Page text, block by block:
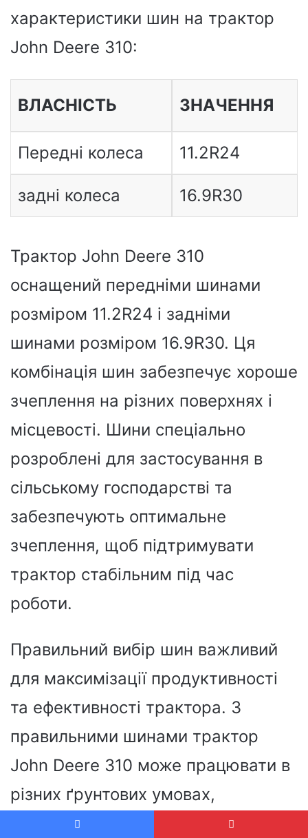
характеристики шин на трактор
John Deere 310:
ВЛАСНІСТЬ ЗНАЧЕННЯ
Передні колеса 11.2R24
задні колеса 16.9R30
Трактор John Deere 310
оснащений передніми шинами
розміром 11.2R24 і задніми
шинами розміром 16.9R30. Ця
комбінація шин забезпечує хороше
зчеплення на різних поверхнях і
місцевості. Шини спеціально
розроблені для застосування в
сільському господарстві та
забезпечують оптимальне
зчеплення, щоб підтримувати
трактор стабільним під час
роботи.
Правильний вибір шин важливий
для максимізації продуктивності
та ефективності трактора. З
правильними шинами трактор
John Deere 310 може працювати в
різних ґрунтових умовах,
захищаючи ґрунт.